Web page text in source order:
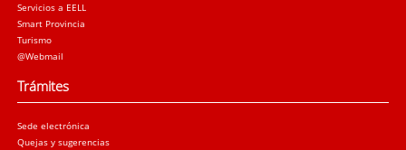
Servicios a EELL
Smart Provincia
Turismo
@Webmail
Trámites
Sede electrónica
Quejas y sugerencias